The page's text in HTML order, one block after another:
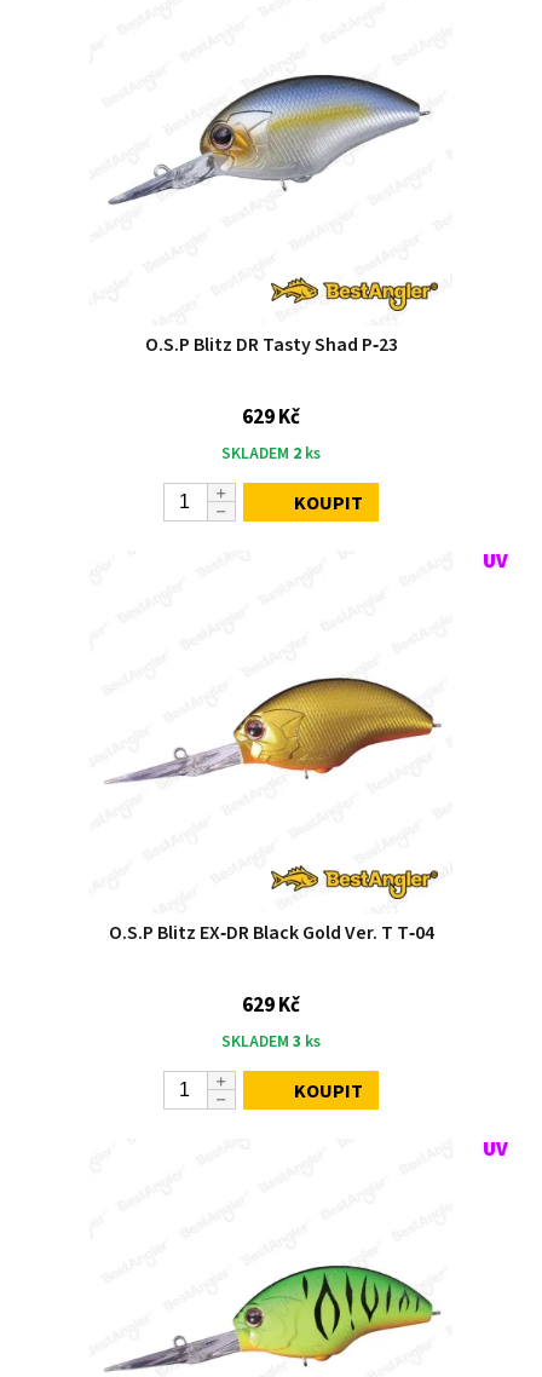
O.S.P Blitz DR Tasty Shad P‑23
629 Kč
SKLADEM 2 ks
KOUPIT
O.S.P Blitz EX‑DR Black Gold Ver. T T‑04
629 Kč
SKLADEM 3 ks
KOUPIT